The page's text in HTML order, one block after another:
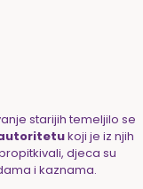
starijih temeljilo se
koji je iz njih
djeca su
i kaznama.